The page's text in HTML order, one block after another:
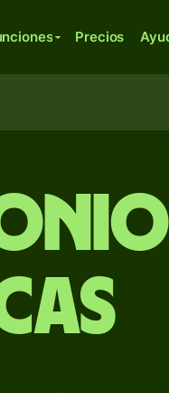
Precios